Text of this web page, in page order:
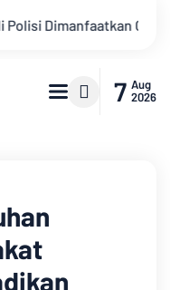
Jambi Diduga Tipu
7 Aug
2026